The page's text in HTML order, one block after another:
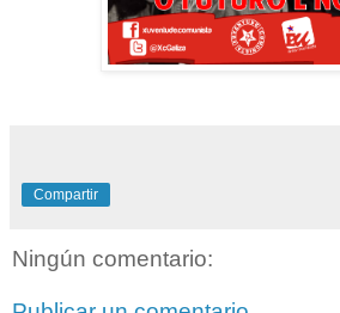
Compartir
Ningún comentario: